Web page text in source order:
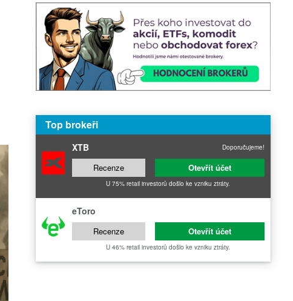
Top brokeři
XTB Doporučujeme!
Recenze Otevřít účet
U 75% retail investorů došlo ke vzniku ztráty.
eToro
Recenze Otevřít účet
U 46% retail investorů došlo ke vzniku ztráty.